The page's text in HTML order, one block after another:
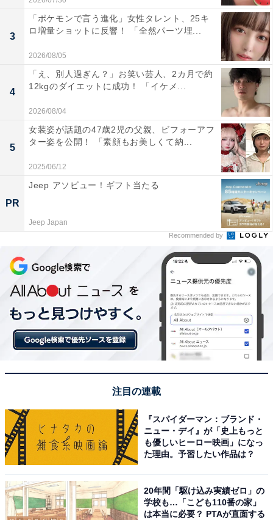
3
「ポケモンで言う進化」女性タレント、25キ
ロ増量ショットに反響！ 「全然パーツ埋...
2026/08/05
4
「え、別人過ぎん？」お笑い芸人、2カ月で約
12kgのダイエットに成功！ 「イケメ...
2026/08/04
5
女装姿が話題の47歳2児の父親、ビフォーアフ
ター姿を公開！ 「素顔もお美しくて納...
2025/06/12
PR
Jeep アソビュー！ギフト当たる
Jeep Japan
Recommended by
注目の連載
『スパイダーマン：ブランド・
ニュー・デイ』が「史上もっと
も優しいヒーロー映画」になっ
た理由。予習したい作品は？
20年間「駆け込み実績ゼロ」の
学校も…「こども110番の家」
は本当に必要？ PTAが直面する